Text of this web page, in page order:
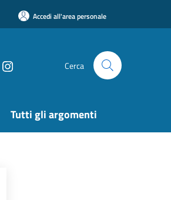
Accedi all'area personale
Cerca
Tutti gli argomenti